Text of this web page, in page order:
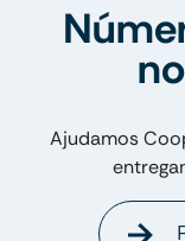
Ajudamos